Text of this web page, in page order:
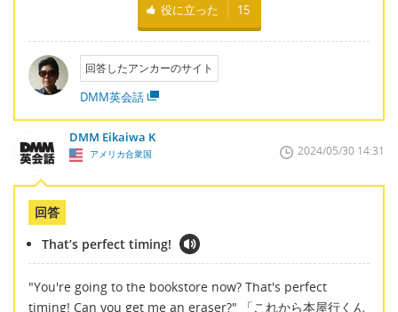
役に立った 15
回答したアンカーのサイト
DMM英会話
DMM Eikaiwa K
アメリカ合衆国 2024/05/30 14:31
回答
That’s perfect timing!
"You're going to the bookstore now? That's perfect
timing! Can you get me an eraser?" 「これから本屋行くん